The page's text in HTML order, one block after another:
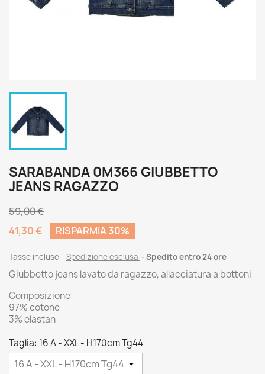
SARABANDA 0M366 GIUBBETTO
JEANS RAGAZZO
59,00 €
41,30 €
RISPARMIA 30%
Tasse incluse Spedizione esclusa Spedito entro 24 ore
Giubbetto jeans lavato da ragazzo, allacciatura a bottoni
Composizione:
97% cotone
3% elastan
Taglia: 16 A - XXL - H170cm Tg44